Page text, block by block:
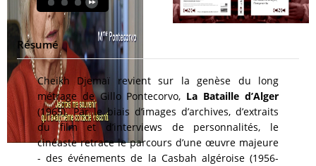
Résumé
Cheikh Djemaï revient sur la genèse du long
métrage de Gillo Pontecorvo, La Bataille d’Alger
(1965). Par le biais d’images d’archives, d’extraits
du film et d’interviews de personnalités, le
cinéaste retrace le parcours d’une œuvre majeure
- des événements de la Casbah algéroise (1956-